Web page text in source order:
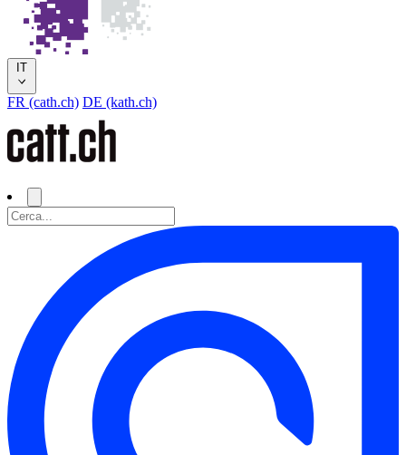
IT
FR (cath.ch) DE (kath.ch)